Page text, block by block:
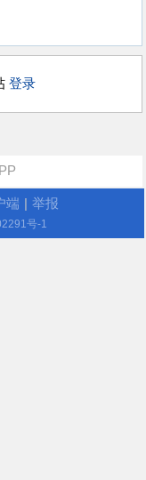
登录
端 举报
号-1